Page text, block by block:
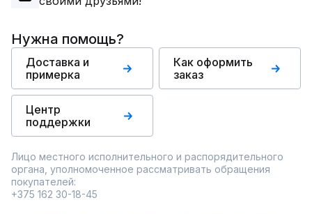
Нужна помощь?
Доставка и
примерка
Как оформить
заказ
Центр
поддержки
Лицо местного исполнительного и распорядительного
органа, уполномоченное рассматривать обращения
покупателей:
+375 162 30-18-45